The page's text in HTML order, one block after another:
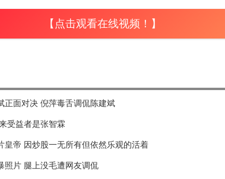
【点击观看在线视频！】
正面对决 倪萍毒舌调侃陈建斌
受益者是张智霖
皇帝 因炒股一无所有但依然乐观的活着
照片 腿上没毛遭网友调侃